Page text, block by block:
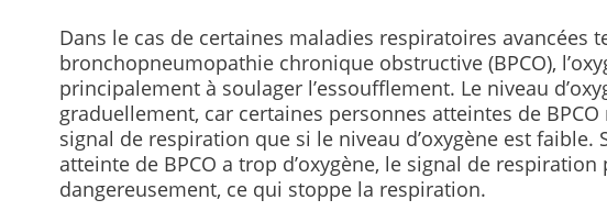
Dans le cas de certaines maladies respiratoires avancées
bronchopneumopathie chronique obstructive(BPCO),
principalement à soulager l’essoufflement. Le niveau
graduellement, car certaines personnes atteintes de
signal de respiration que si le niveau d’oxygène est faible.
atteinte de BPCO a trop d’oxygène, le signal de
dangereusement, ce qui stoppe la respiration.